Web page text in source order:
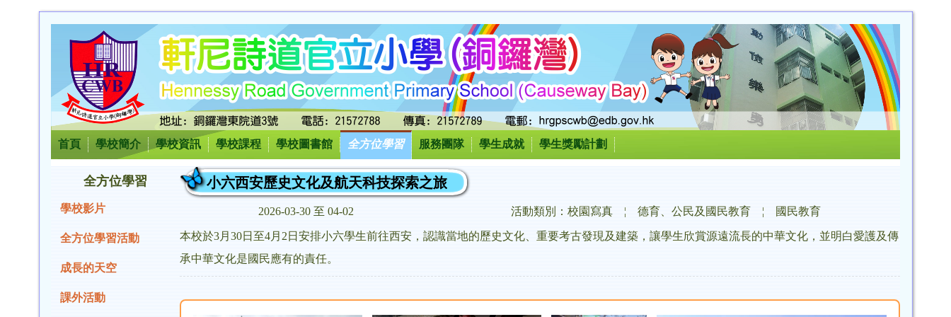
首頁 學校簡介 學校資訊 學校課程 學校圖書館 全方位學習 服務團隊 學生成就 學生獎勵計劃
全方位學習
學校影片
全方位學習活動
成長的天空
課外活動
小六西安歷史文化及航天科技探索之旅
2026-03-30 至 04-02 活動類別：校園寫真 ¦ 德育、公民及國民教育 ¦ 國民教育
本校於3月30日至4月2日安排小六學生前往西安，認識當地的歷史文化、重要考古發現及建築，讓學生欣賞源遠流長的中華文化，並明白愛護及傳
承中華文化是國民應有的責任。